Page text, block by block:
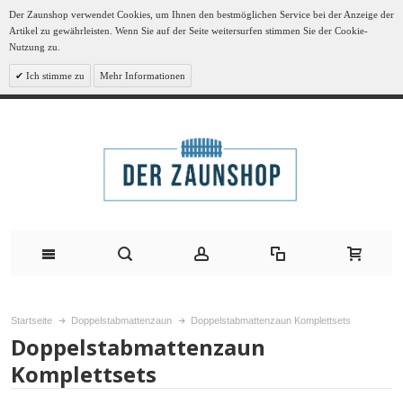
Der Zaunshop verwendet Cookies, um Ihnen den bestmöglichen Service bei der Anzeige der
Artikel zu gewährleisten. Wenn Sie auf der Seite weitersurfen stimmen Sie der Cookie-
Nutzung zu.
Ich stimme zu Mehr Informationen
Startseite Doppelstabmattenzaun Doppelstabmattenzaun Komplettsets
Doppelstabmattenzaun
Komplettsets